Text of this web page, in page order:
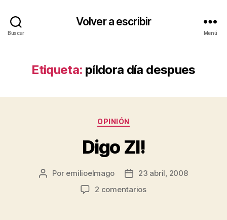
Buscar
Volver a escribir
Menú
Etiqueta: píldora día despues
Categorías
OPINIÓN
Digo ZI!
Autor
Por emilioelmago
Fecha
de
23 abril, 2008
2 comentariosen